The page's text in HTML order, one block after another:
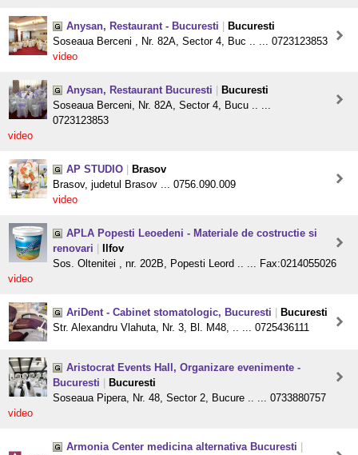
Anysan, Restaurant - Bucuresti
Bucuresti
Soseaua Berceni , Nr. 82A, Sector 4, Buc .. ... 0723123853
video
Anysan, Restaurant Bucuresti
Bucuresti
Soseaua Berceni, Nr. 82A, Sector 4, Bucu .. ...
0723123853
video
AP STUDIO
Brasov
Brasov, judetul Brasov ... 0756.090.009
video
APLA Popesti Leoedeni - Materiale de costructie si
renovari
Ilfov
Sos. Oltenitei , nr. 202B, Popesti Leord .. ... Fax:0214055026
video
AriDent - Cabinet stomatologic, Bucuresti
Bucuresti
Str. Alexandru Vlahuta, Nr. 3, Bl. M48, .. ... 0725436111
Aristocrat Events Hall, Organizare evenimente -
Bucuresti
Bucuresti
Soseaua Pipera, Nr. 48, Sector 2, Bucure .. ... 0733880757
video
Armonia Center medicina alternativa Bucuresti